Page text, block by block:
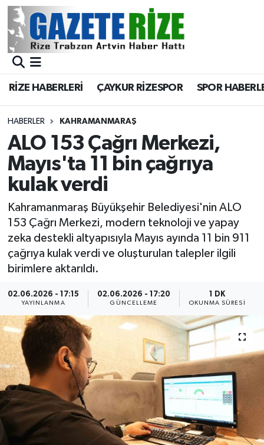
RİZE HABERLERİ ÇAYKUR RİZESPOR SPOR
HABERLER KAHRAMANMARAŞ
ALO 153 Çağrı Merkezi,
Mayıs'ta 11 bin çağrıya
kulak verdi
Kahramanmaraş Büyükşehir Belediyesi'nin ALO
153 Çağrı Merkezi, modern teknoloji ve yapay
zeka destekli altyapısıyla Mayıs ayında 11 bin 911
çağrıya kulak verdi ve oluşturulan talepler ilgili
birimlere aktarıldı.
02.06.2026 - 17:15
YAYINLANMA
02.06.2026 - 17:20
GÜNCELLEME
1 DK
OKUNMA SÜRESI
BÖLGEMİZ
Asayiş
Rize Jandarma Komutanlığı
Bilim Teknoloji
Advertising news
Canlı Maç
Dış Haberler
Dünya
EĞİTİM
EKONOMİ
English News
Merkez Nöbetçi Eczaneler
Merkez Trafik Yoğunluk Haritası
Süper Lig Puan Durumu ve Fikstür
Tüm Manşetler
Haber Arşivi